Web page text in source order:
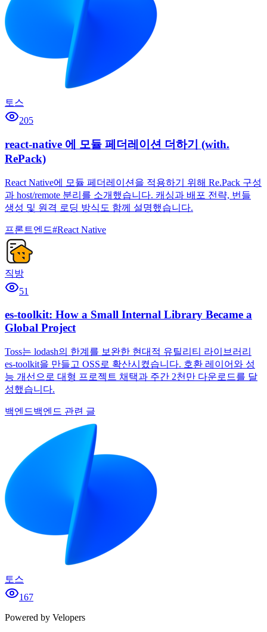
토스
205
react-native 에 모듈 페더레이션 더하기 (with.
RePack)
React Native에 모듈 페더레이션을 적용하기 위해 Re.Pack 구성
과 host/remote 분리를 소개했습니다. 캐싱과 배포 전략, 번들
생성 및 원격 로딩 방식도 함께 설명했습니다.
프론트엔드#React Native
직방
51
es-toolkit: How a Small Internal Library Became a
Global Project
Toss는 lodash의 한계를 보완한 현대적 유틸리티 라이브러리
es-toolkit을 만들고 OSS로 확산시켰습니다. 호환 레이어와 성
능 개선으로 대형 프로젝트 채택과 주간 2천만 다운로드를 달
성했습니다.
백엔드백엔드 관련 글
토스
167
Powered by Velopers